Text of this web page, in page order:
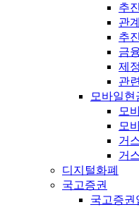
추
관
추
금
제
관
모바일현
모
모
거
거
디지털화폐
국고증권
국고증권